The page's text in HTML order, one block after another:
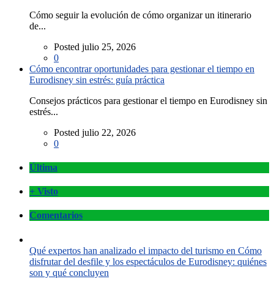
Cómo seguir la evolución de cómo organizar un itinerario
de...
Posted julio 25, 2026
0
Cómo encontrar oportunidades para gestionar el tiempo en
Eurodisney sin estrés: guía práctica
Consejos prácticos para gestionar el tiempo en Eurodisney sin
estrés...
Posted julio 22, 2026
0
Última
+ Visto
Comentarios
Qué expertos han analizado el impacto del turismo en Cómo
disfrutar del desfile y los espectáculos de Eurodisney: quiénes
son y qué concluyen